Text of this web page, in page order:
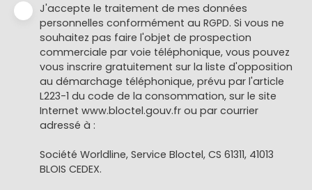
J'accepte le traitement de mes données
personnelles conformément au RGPD. Si vous ne
souhaitez pas faire l'objet de prospection
commerciale par voie téléphonique, vous pouvez
vous inscrire gratuitement sur la liste d'opposition
au démarchage téléphonique, prévu par l'article
L223-1 du code de la consommation, sur le site
Internet www.bloctel.gouv.fr ou par courrier
adressé à :
Société Worldline, Service Bloctel, CS 61311, 41013
BLOIS CEDEX.